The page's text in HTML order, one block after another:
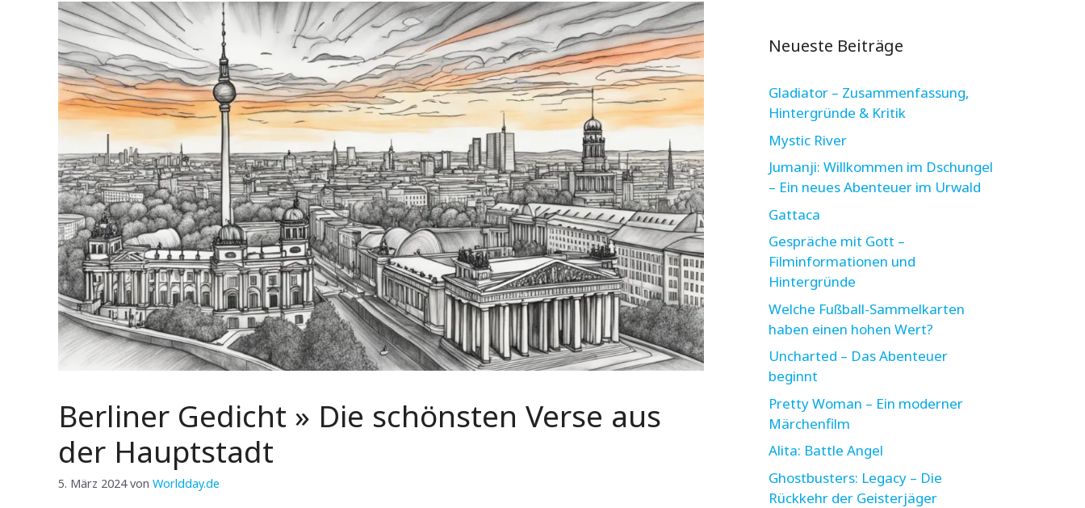
Berliner Gedicht » Die schönsten Verse aus
der Hauptstadt
5. März 2024 von Worldday.de
Neueste Beiträge
Gladiator – Zusammenfassung,
Hintergründe & Kritik
Mystic River
Jumanji: Willkommen im Dschungel
– Ein neues Abenteuer im Urwald
Gattaca
Gespräche mit Gott –
Filminformationen und
Hintergründe
Welche Fußball-Sammelkarten
haben einen hohen Wert?
Uncharted – Das Abenteuer
beginnt
Pretty Woman – Ein moderner
Märchenfilm
Alita: Battle Angel
Ghostbusters: Legacy – Die
Rückkehr der Geisterjäger